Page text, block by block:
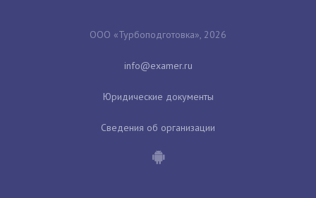
ООО «Турбоподготовка», 2026
Юридические документы
Сведения об организации